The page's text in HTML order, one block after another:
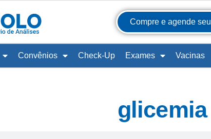
Compre e agende
Convênios Check-Up Exames Vacinas
glicemia